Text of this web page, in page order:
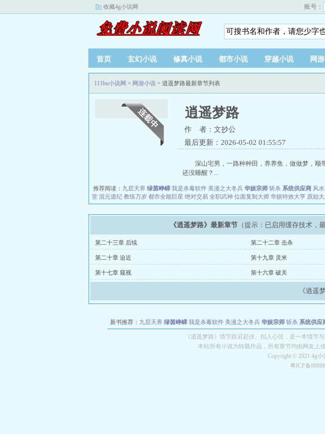
收藏4g小说网 账号：
首页 玄幻小说 修真小说 都市小说 穿越小说 网
111bu小说网 > 网游小说 > 逍遥梦路最新章节列表
逍遥梦路
作 者：文抄公
最后更新：2026-05-02 01:55:57
深山宅男，一路种种田，养养鱼，做做梦，
还没睡醒？...
推荐阅读： 九层天界 绿茵峥嵘 我是杀毒软件 美漫之大冬兵 华娱宗师 斩杀 系统供应商 风
堂 混元道纪 教练万岁 都市全能巨星 绝对交易 全职武神 位面复制大师 华娱特效大亨 原始
《逍遥梦路》最新章节 （提示：已启用缓存技术，
第二十三章 后续 第二十二章 击杀
第二十章 迫近 第十九章 灵米
第十七章 窥视 第十六章 破关
《逍遥
新书推荐： 九层天界 绿茵峥嵘 我是杀毒软件 美漫之大冬兵 华娱宗师 斩杀 系统供应
教练万岁 都市全能巨星 绝对交易 全职武神 位面复制大师 华
长
《逍遥梦路》情节跌宕起伏、扣人心弦，是一本情节
本站所有小说为转载作品，所有章节均由网友上
Copyright © 2021 4g小
粤ICP备